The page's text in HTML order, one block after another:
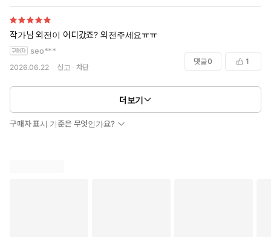
작가님 외전이 어디갔죠? 외전주세요ㅠㅠ
seo***
2026.06.22 신고 차단
댓글0 1
더보기
구매자 표시 기준은 무엇인가요?